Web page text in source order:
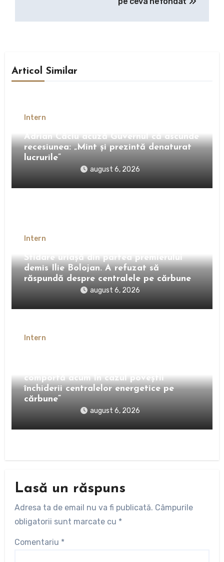
Articol Similar
Intern
Adrian Câciu acuză Guvernul că ascunde
recesiunea: „Mint și prezintă denaturat
lucrurile”
august 6, 2026
Intern
Sfidare uriașă din partea premierului
demis Ilie Bolojan. A refuzat să
răspundă despre centralele pe cărbune
august 6, 2026
Intern
comportă acum în cazul poveștii
închiderii centralelor energetice pe
cărbune”
august 6, 2026
Lasă un răspuns
Adresa ta de email nu va fi publicată. Câmpurile
obligatorii sunt marcate cu *
Comentariu *